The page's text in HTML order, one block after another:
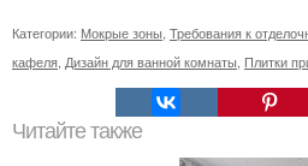
Категории: Мокрые зоны, Требования к
кафеля, Дизайн для ванной комнаты, Плитки
Читайте также